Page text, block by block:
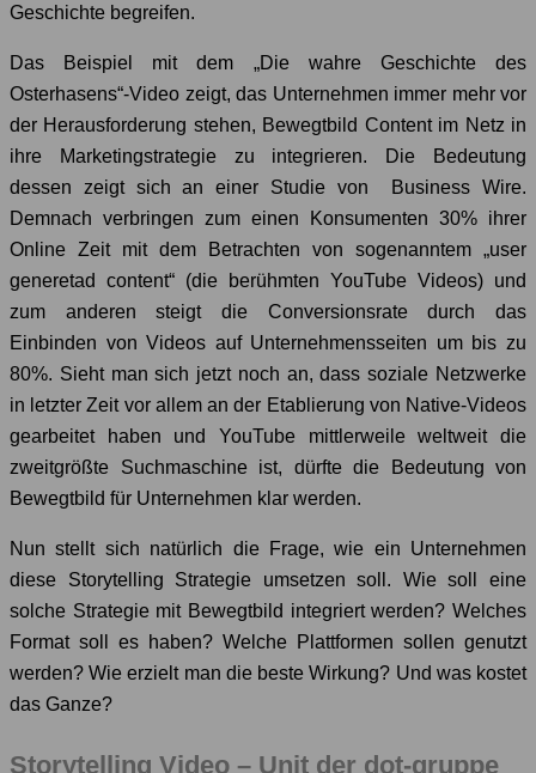
Geschichte begreifen.
Das Beispiel mit dem „Die wahre Geschichte des
Osterhasens“-Video zeigt, das Unternehmen immer mehr vor
der Herausforderung stehen, Bewegtbild Content im Netz in
ihre Marketingstrategie zu integrieren. Die Bedeutung
dessen zeigt sich an einer Studie von Business Wire.
Demnach verbringen zum einen Konsumenten 30% ihrer
Online Zeit mit dem Betrachten von sogenanntem „user
generetad content“ (die berühmten YouTube Videos) und
zum anderen steigt die Conversionsrate durch das
Einbinden von Videos auf Unternehmensseiten um bis zu
80%. Sieht man sich jetzt noch an, dass soziale Netzwerke
in letzter Zeit vor allem an der Etablierung von Native-Videos
gearbeitet haben und YouTube mittlerweile weltweit die
zweitgrößte Suchmaschine ist, dürfte die Bedeutung von
Bewegtbild für Unternehmen klar werden.
Nun stellt sich natürlich die Frage, wie ein Unternehmen
diese Storytelling Strategie umsetzen soll. Wie soll eine
solche Strategie mit Bewegtbild integriert werden? Welches
Format soll es haben? Welche Plattformen sollen genutzt
werden? Wie erzielt man die beste Wirkung? Und was kostet
das Ganze?
Storytelling Video – Unit der dot-gruppe